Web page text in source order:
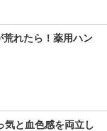
荒れたら！薬用ハン
気と血色感を両立し